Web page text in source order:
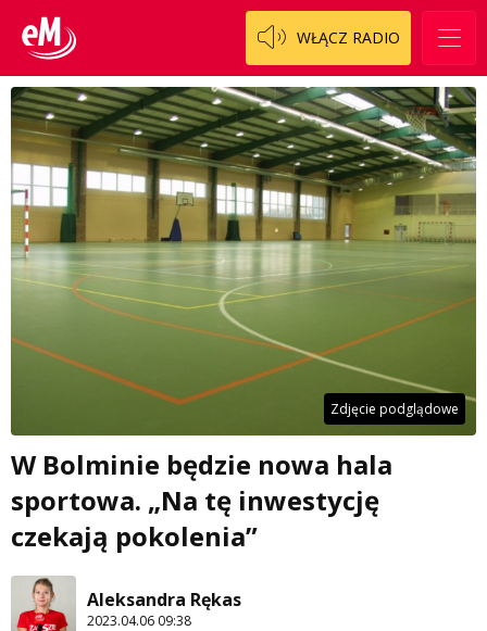
WŁĄCZ RADIO
Zdjęcie podglądowe
W Bolminie będzie nowa hala
sportowa. „Na tę inwestycję
czekają pokolenia”
Aleksandra Rękas
2023.04.06 09:38